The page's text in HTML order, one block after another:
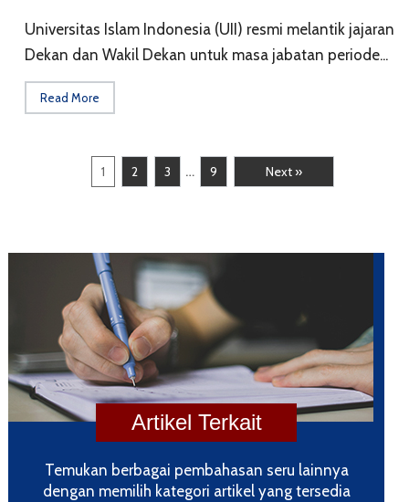
Universitas Islam Indonesia (UII) resmi melantik jajaran
Dekan dan Wakil Dekan untuk masa jabatan periode...
Read More
1 2 3 … 9 Next »
Temukan berbagai pembahasan seru lainnya
dengan memilih kategori artikel yang tersedia